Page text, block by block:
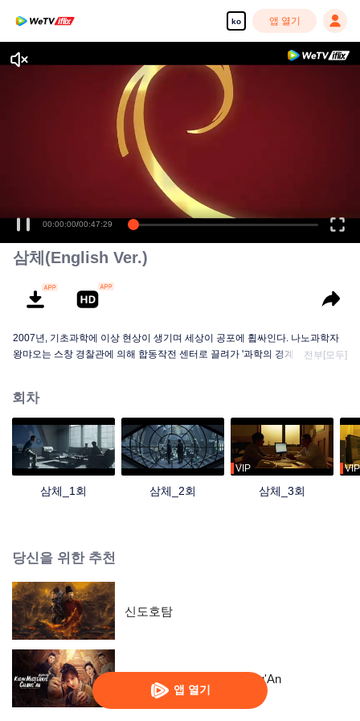
ko 앱 열기
앱 열기
00:00:00/00:47:29
삼체(English Ver.)
2007년, 기초과학에 이상 현상이 생기며 세상이 공포에 휩싸인다. 나노과학자
왕먀오는 스창 경찰관에 의해 합동작전 센터로 끌려가 '과학의 경계’라는 단체에
함을 확신하게 된다. 모든 사건의 발단은 두 문명이 생존 공간을 위해 사활을 걸
고 싸운 데서 비롯되었음을 알게 된 왕먀오, 스창 등은 앞으로 침략을 앞둔 삼체
인들과의 결사 항전을 준비한다.
전부[모두]
회차
삼체_1회 삼체_2회
VIP
삼체_3회
VIP
당신을 위한 추천
신도호탐
Mysterious Tales of Chang'An